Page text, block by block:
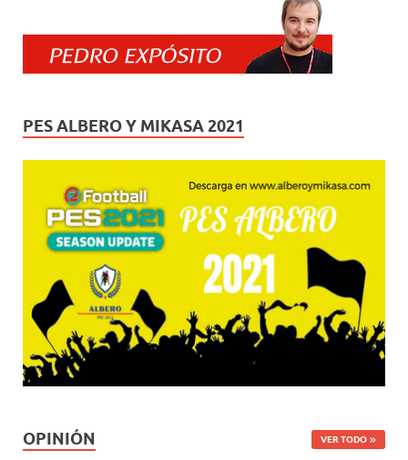
PES ALBERO Y MIKASA 2021
OPINIÓN VER TODO